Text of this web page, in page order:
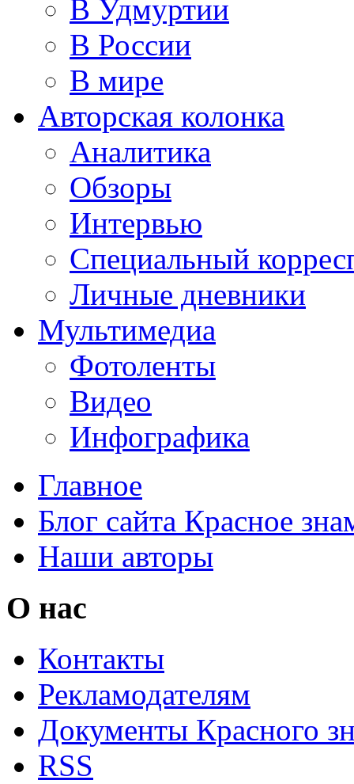
В Удмуртии
В России
В мире
Авторская колонка
Аналитика
Обзоры
Интервью
Специальный
Личные дневники
Мультимедиа
Фотоленты
Видео
Инфографика
Главное
Блог сайта Красное
Наши авторы
О нас
Контакты
Рекламодателям
Документы Красного
RSS